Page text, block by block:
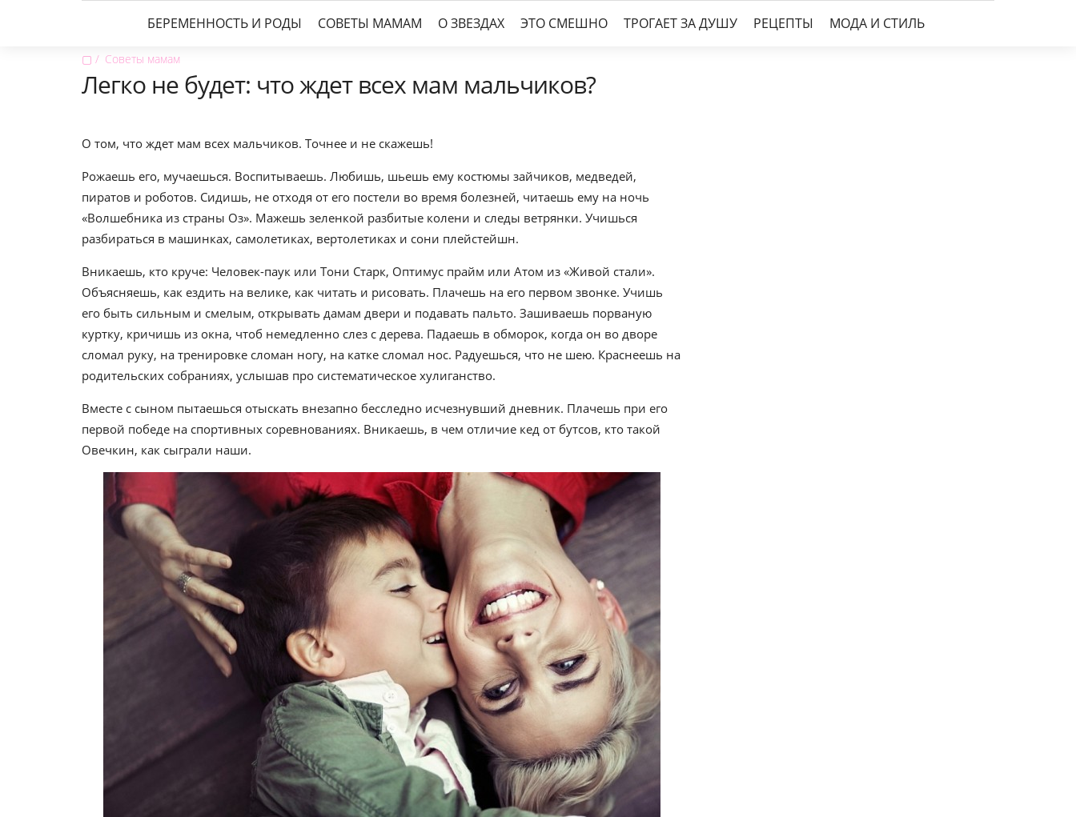
БЕРЕМЕННОСТЬ И РОДЫ СОВЕТЫ МАМАМ О ЗВЕЗДАХ ЭТО СМЕШНО ТРОГАЕТ ЗА ДУШУ РЕЦЕПТЫ МОДА И СТИЛЬ
▢ Советы мамам
Легко не будет: что ждет всех мам мальчиков?
О том, что ждет мам всех мальчиков. Точнее и не скажешь!
Рожаешь его, мучаешься. Воспитываешь. Любишь, шьешь ему костюмы зайчиков, медведей,
пиратов и роботов. Сидишь, не отходя от его постели во время болезней, читаешь ему на ночь
«Волшебника из страны Оз». Мажешь зеленкой разбитые колени и следы ветрянки. Учишься
разбираться в машинках, самолетиках, вертолетиках и сони плейстейшн.
Вникаешь, кто круче: Человек-паук или Тони Старк, Оптимус прайм или Атом из «Живой стали».
Объясняешь, как ездить на велике, как читать и рисовать. Плачешь на его первом звонке. Учишь
его быть сильным и смелым, открывать дамам двери и подавать пальто. Зашиваешь порваную
куртку, кричишь из окна, чтоб немедленно слез с дерева. Падаешь в обморок, когда он во дворе
сломал руку, на тренировке сломан ногу, на катке сломал нос. Радуешься, что не шею. Краснеешь на
родительских собраниях, услышав про систематическое хулиганство.
Вместе с сыном пытаешься отыскать внезапно бесследно исчезнувший дневник. Плачешь при его
первой победе на спортивных соревнованиях. Вникаешь, в чем отличие кед от бутсов, кто такой
Овечкин, как сыграли наши.